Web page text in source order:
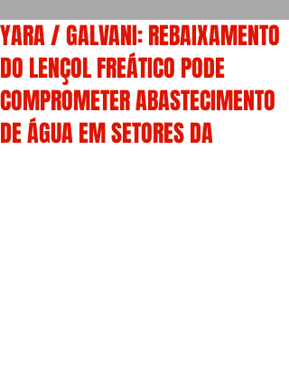
YARA / GALVANI: REBAIXAMENTO
DO LENÇOL FREÁTICO PODE
COMPROMETER ABASTECIMENTO
DE ÁGUA EM SETORES DA